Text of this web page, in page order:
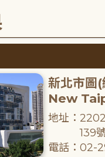
新北市圖(
New
地址：
139
電話：02-